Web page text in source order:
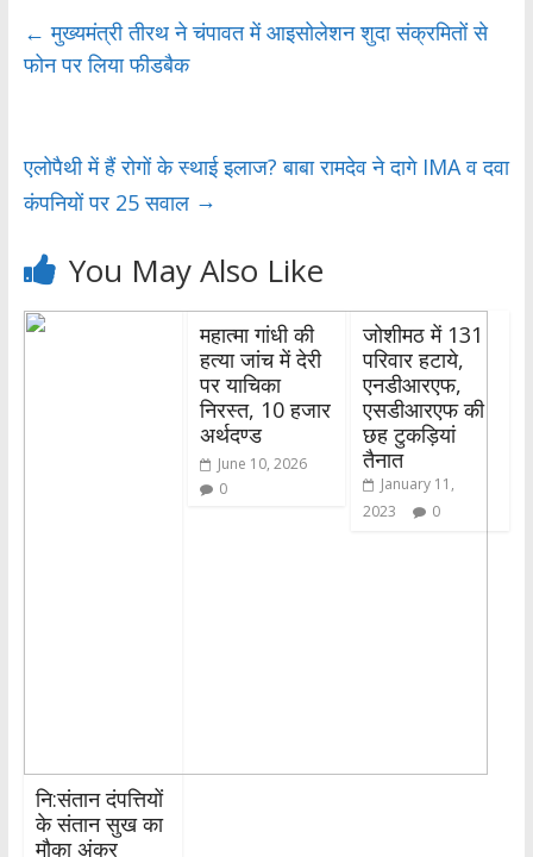
b
o
k
er s
A
p
e
← मुख्यमंत्री तीरथ ने चंपावत में आइसोलेशन शुदा संक्रमितों से
फोन पर लिया फीडबैक
एलोपैथी में हैं रोगों के स्थाई इलाज? बाबा रामदेव ने दागे IMA व दवा
कंपनियों पर 25 सवाल →
You May Also Like
नि:संतान दंपत्तियों
के संतान सुख का
मौका अंकुर
महात्मा गांधी की
हत्या जांच में देरी
पर याचिका
निरस्त, 10 हजार
अर्थदण्ड
June 10, 2026
0
जोशीमठ में 131
परिवार हटाये,
एनडीआरएफ,
एसडीआरएफ की
छह टुकड़ियां
तैनात
January 11,
2023
0